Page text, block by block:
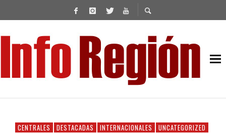
CENTRALES DESTACADAS INTERNACIONALES UNCATEGORIZED